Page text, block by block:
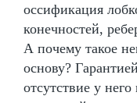
оссификация
конечностей,
А почему такое
основу?
отсутствие у